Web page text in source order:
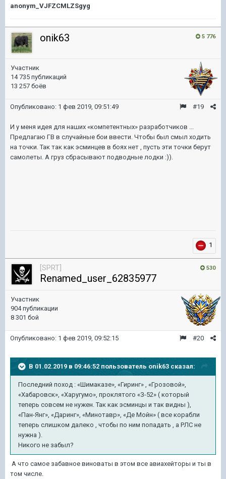
anonym_VJFZCMLZSgyg
5 776
onik63
Участник
14 735 публикаций
13 257 боёв
#19
Опубликовано: 1 фев 2019, 09:51:49
И у меня идея для наших «компетентных» разработчиков ...
Предлагаю ГВ в случайные бои ввести. Чтобы был смыл ходить
на точки. Так так как эсминцев в боях нет , пусть эти точки берут
самолеты. А груз сбрасывают подводные лодки :)).
1
530
[SPRT]
Renamed_user_62835977
Участник
904 публикации
8 301 бой
#20
Опубликовано: 1 фев 2019, 09:52:15
В 01.02.2019 в 09:46:52 пользователь onik63 сказал:
Последний поход : «Шимаказе», «Гиринг» , «Грозовой»,
«Хабаровск», «Харугумо», проклятого «З-52» ( который
теперь совсем не нужен. Так как эсминцы и так видны ),
«Пан-Янг», «Даринг», «Минотавр», «Де Мойн» ( все корабли
теперь слишком далеко , чтобы по ним попадать , а РЛС не
нужна ).
Никого не забыл?
А что самое забавное виноваты в этом все авиахейторы и ты в
том числе.